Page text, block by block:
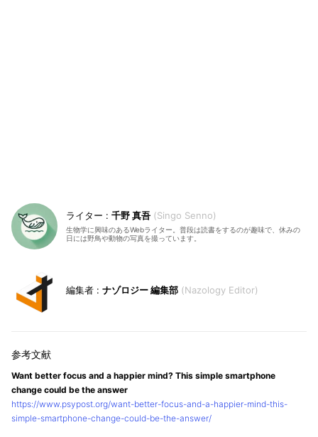
千野 真吾 Singo Senno
生物学に興味のあるWebライター。普段は読書をするのが趣味で、休みの
日には野鳥や動物の写真を撮っています。
ナゾロジー 編集部 Nazology Editor
Want better focus and a happier mind? This simple smartphone
change could be the answer
https://www.psypost.org/want-better-focus-and-a-happier-mind-this-
simple-smartphone-change-could-be-the-answer/